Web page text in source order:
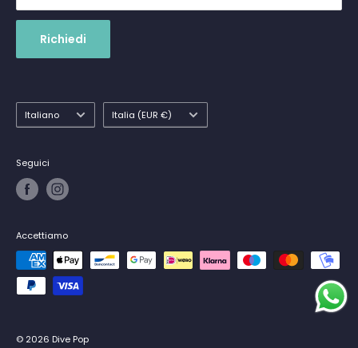
Richiedi
Lingua
Italiano Paese
Italia (EUR €)
Seguici
Accettiamo
© 2026 Dive Pop